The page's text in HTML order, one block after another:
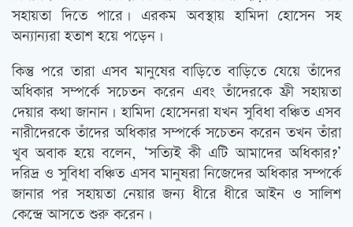
সহায়তা দিতে পারে। এরকম অবস্থায় হামিদা হোসেন সহ
অন্যান্যরা হতাশ হয়ে পড়েন।
কিন্তু পরে তারা এসব মানুষের বাড়িতে বাড়িতে যেয়ে তাঁদের
অধিকার সম্পর্কে সচেতন করেন এবং তাঁদেরকে ফ্রী সহায়তা
দেয়ার কথা জানান। হামিদা হোসেনরা যখন সুবিধা বঞ্চিত এসব
নারীদেরকে তাঁদের অধিকার সম্পর্কে সচেতন করেন তখন তাঁরা
খুব অবাক হয়ে বলেন, ‘সত্যিই কী এটি আমাদের অধিকার?’
দরিদ্র ও সুবিধা বঞ্চিত এসব মানুষরা নিজেদের অধিকার সম্পর্কে
জানার পর সহায়তা নেয়ার জন্য ধীরে ধীরে আইন ও সালিশ
কেন্দ্রে আসতে শুরু করেন।